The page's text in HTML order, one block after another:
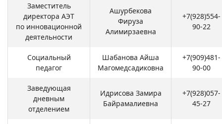
Заместитель
директора АЭТ
по инновационной
деятельности
Ашурбекова
Фируза
Алимирзаевна
+7(928)554-
90-22
Социальный
педагог
Шабанова Айша
Магомедсадиковна
+7(909)481-
90-00
Заведующая
дневным
отделением
Идрисова Замира
Байрамалиевна
+7(928)057-
45-27